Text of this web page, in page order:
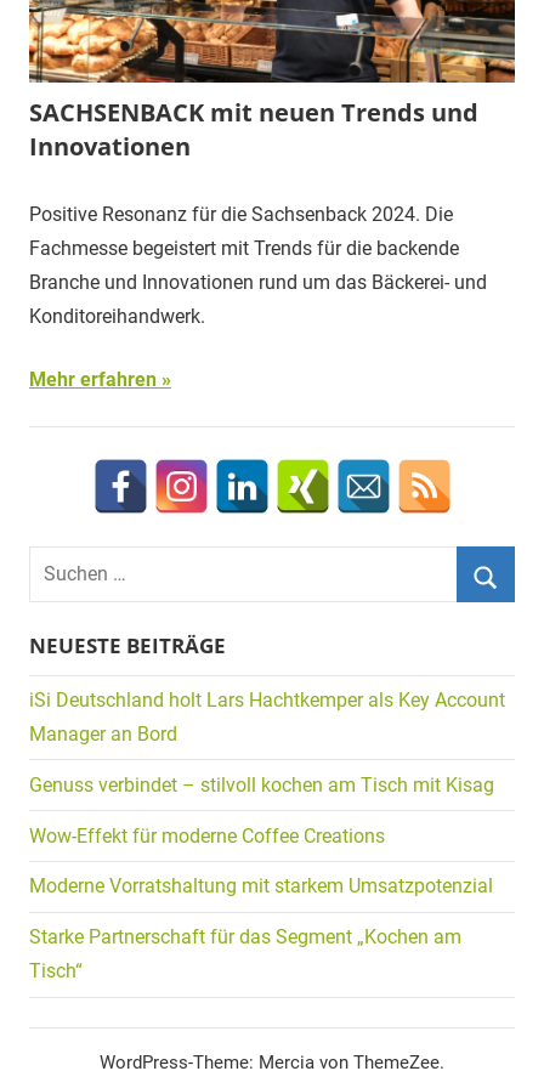
SACHSENBACK mit neuen Trends und
Innovationen
Positive Resonanz für die Sachsenback 2024. Die
Fachmesse begeistert mit Trends für die backende
Branche und Innovationen rund um das Bäckerei- und
Konditoreihandwerk.
Mehr erfahren
Suchen
nach:
NEUESTE BEITRÄGE
iSi Deutschland holt Lars Hachtkemper als Key Account
Manager an Bord
Genuss verbindet – stilvoll kochen am Tisch mit Kisag
Wow-Effekt für moderne Coffee Creations
Moderne Vorratshaltung mit starkem Umsatzpotenzial
Starke Partnerschaft für das Segment „Kochen am
Tisch“
WordPress-Theme: Mercia von ThemeZee.